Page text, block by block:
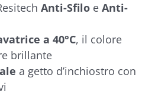
Anti-Sfilo e Anti-
a 40°C, il colore
brillante
a getto d’inchiostro con